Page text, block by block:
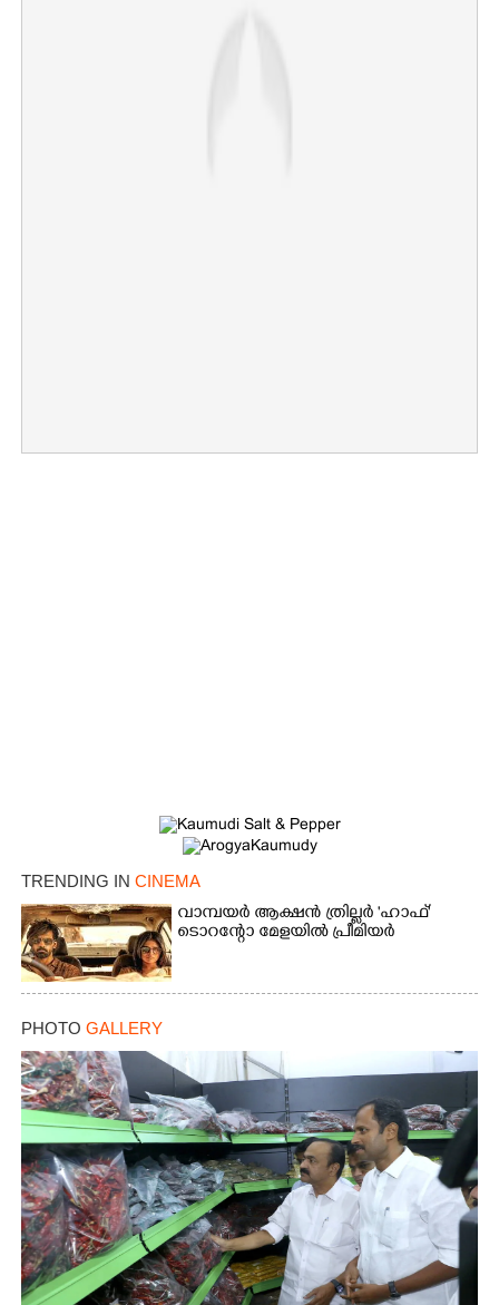
TRENDING IN CINEMA
വാമ്പയർ ആക്ഷൻ ത്രില്ലർ 'ഹാഫ്'
ടൊറന്റോ മേളയിൽ പ്രീമിയർ
PHOTO GALLERY